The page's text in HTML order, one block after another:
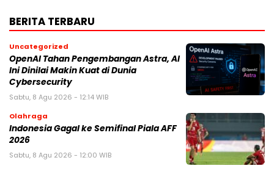
BERITA TERBARU
Uncategorized
OpenAI Tahan Pengembangan Astra, AI
Ini Dinilai Makin Kuat di Dunia
Cybersecurity
Sabtu, 8 Agu 2026 - 12:14 WIB
Olahraga
Indonesia Gagal ke Semifinal Piala AFF
2026
Sabtu, 8 Agu 2026 - 12:00 WIB